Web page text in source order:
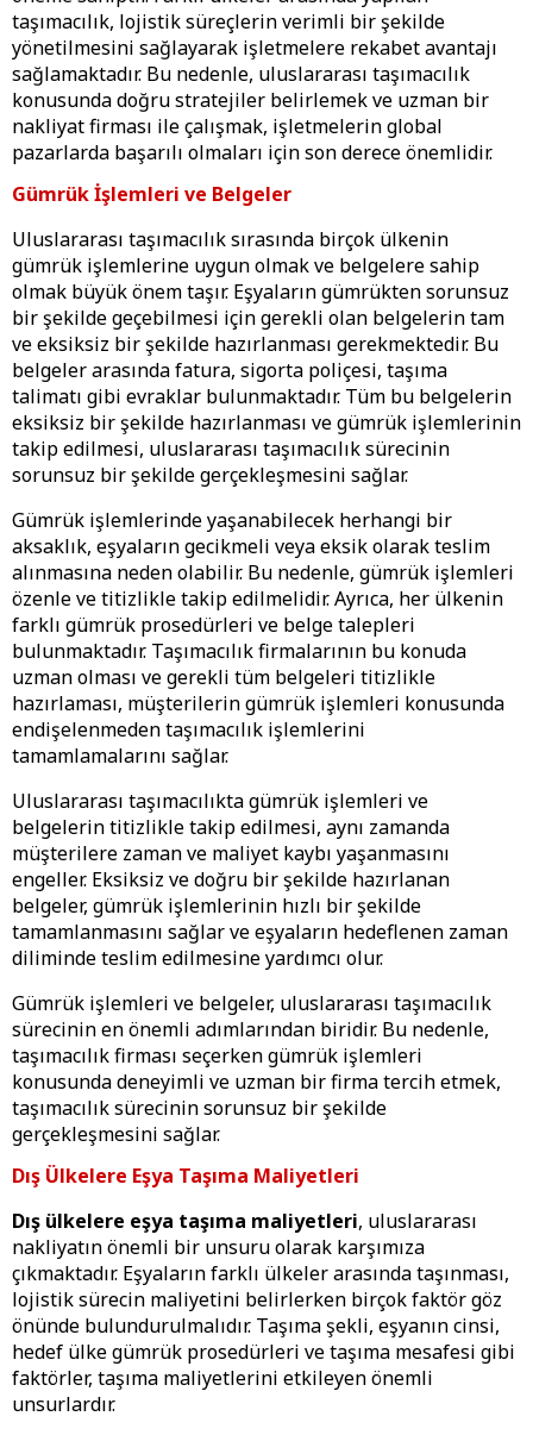
taşımacılık, lojistik süreçlerin verimli bir şekilde
yönetilmesini sağlayarak işletmelere rekabet avantajı
sağlamaktadır. Bu nedenle, uluslararası taşımacılık
konusunda doğru stratejiler belirlemek ve uzman bir
nakliyat firması ile çalışmak, işletmelerin global
pazarlarda başarılı olmaları için son derece önemlidir.
Gümrük İşlemleri ve Belgeler
Uluslararası taşımacılık sırasında birçok ülkenin
gümrük işlemlerine uygun olmak ve belgelere sahip
olmak büyük önem taşır. Eşyaların gümrükten sorunsuz
bir şekilde geçebilmesi için gerekli olan belgelerin tam
ve eksiksiz bir şekilde hazırlanması gerekmektedir. Bu
belgeler arasında fatura, sigorta poliçesi, taşıma
talimatı gibi evraklar bulunmaktadır. Tüm bu belgelerin
eksiksiz bir şekilde hazırlanması ve gümrük işlemlerinin
takip edilmesi, uluslararası taşımacılık sürecinin
sorunsuz bir şekilde gerçekleşmesini sağlar.
Gümrük işlemlerinde yaşanabilecek herhangi bir
aksaklık, eşyaların gecikmeli veya eksik olarak teslim
alınmasına neden olabilir. Bu nedenle, gümrük işlemleri
özenle ve titizlikle takip edilmelidir. Ayrıca, her ülkenin
farklı gümrük prosedürleri ve belge talepleri
bulunmaktadır. Taşımacılık firmalarının bu konuda
uzman olması ve gerekli tüm belgeleri titizlikle
hazırlaması, müşterilerin gümrük işlemleri konusunda
endişelenmeden taşımacılık işlemlerini
tamamlamalarını sağlar.
Uluslararası taşımacılıkta gümrük işlemleri ve
belgelerin titizlikle takip edilmesi, aynı zamanda
müşterilere zaman ve maliyet kaybı yaşanmasını
engeller. Eksiksiz ve doğru bir şekilde hazırlanan
belgeler, gümrük işlemlerinin hızlı bir şekilde
tamamlanmasını sağlar ve eşyaların hedeflenen zaman
diliminde teslim edilmesine yardımcı olur.
Gümrük işlemleri ve belgeler, uluslararası taşımacılık
sürecinin en önemli adımlarından biridir. Bu nedenle,
taşımacılık firması seçerken gümrük işlemleri
konusunda deneyimli ve uzman bir firma tercih etmek,
taşımacılık sürecinin sorunsuz bir şekilde
gerçekleşmesini sağlar.
Dış Ülkelere Eşya Taşıma Maliyetleri
Dış ülkelere eşya taşıma maliyetleri, uluslararası
nakliyatın önemli bir unsuru olarak karşımıza
çıkmaktadır. Eşyaların farklı ülkeler arasında taşınması,
lojistik sürecin maliyetini belirlerken birçok faktör göz
önünde bulundurulmalıdır. Taşıma şekli, eşyanın cinsi,
hedef ülke gümrük prosedürleri ve taşıma mesafesi gibi
faktörler, taşıma maliyetlerini etkileyen önemli
unsurlardır.